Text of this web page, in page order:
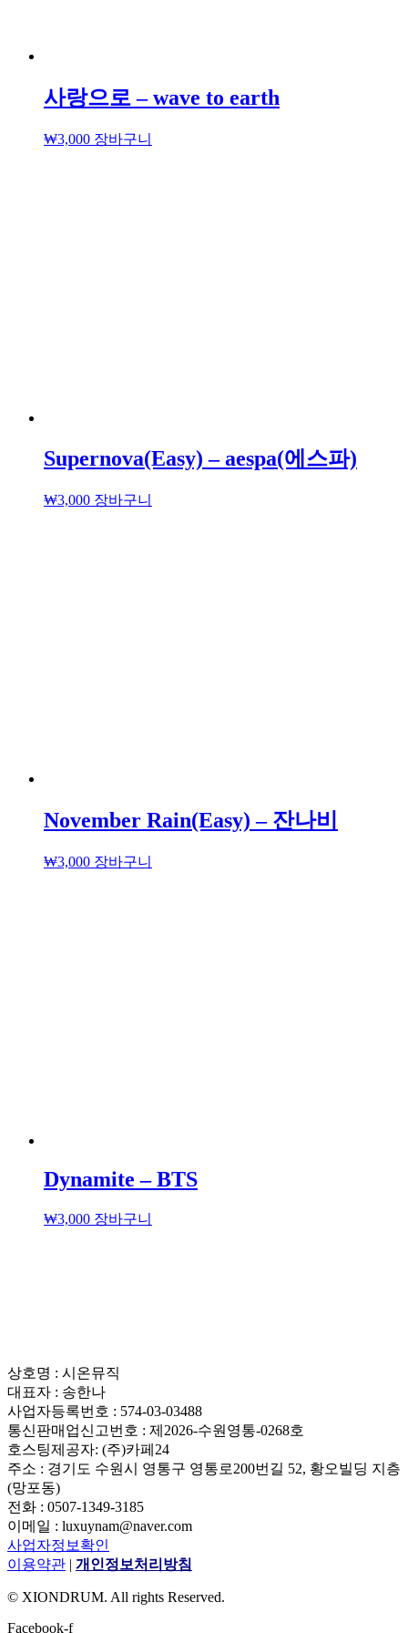
사랑으로 – wave to earth
₩3,000 장바구니
Supernova(Easy) – aespa(에스파)
₩3,000 장바구니
November Rain(Easy) – 잔나비
₩3,000 장바구니
Dynamite – BTS
₩3,000 장바구니
상호명 : 시온뮤직
대표자 : 송한나
사업자등록번호 : 574-03-03488
통신판매업신고번호 : 제2026-수원영통-0268호
호스팅제공자: (주)카페24
주소 : 경기도 수원시 영통구 영통로200번길 52, 황오빌딩 지층
(망포동)
전화 : 0507-1349-3185
이메일 : luxuynam@naver.com
사업자정보확인
이용약관 | 개인정보처리방침
© XIONDRUM. All rights Reserved.
Facebook-f